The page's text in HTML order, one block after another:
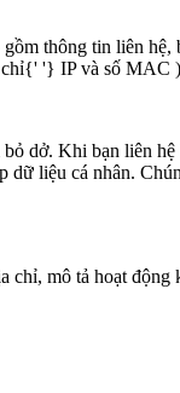
thông tin liên hệ,
chỉ{' '} IPvà số MAC
dở. Khi bạn liên
dữ liệu cá nhân.
chỉ, mô tả hoạt